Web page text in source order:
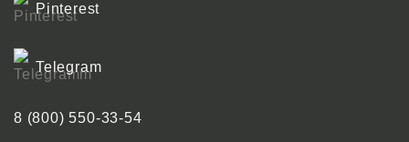
Pinterest
Telegram
8 (800) 550-33-54